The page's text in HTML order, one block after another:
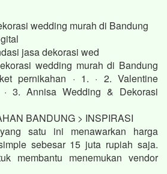
wedding murah di Bandung
jasa dekorasi wed
wedding murah di Bandung
pernikahan · 1. · 2. Valentine
· 3. Annisa Wedding & Dekorasi
BANDUNG > INSPIRASI
satu ini menawarkan harga
sebesar 15 juta rupiah saja.
membantu menemukan vendor